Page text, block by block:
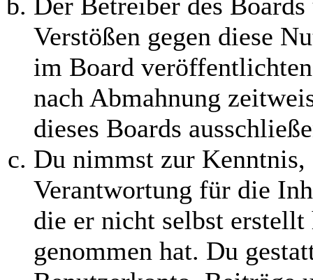
Verstößen gegen diese
im Board
nach Abmahnung
dieses Boards
Du nimmst zur Kenntnis,
Verantwortung für die
die er nicht selbst
genommen hat. Du